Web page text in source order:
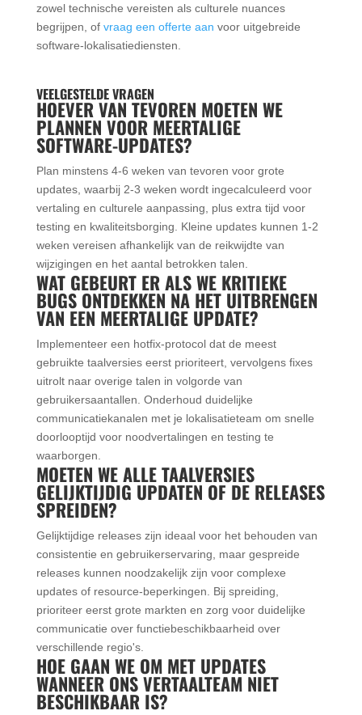
zowel technische vereisten als culturele nuances
begrijpen, of vraag een offerte aan voor uitgebreide
software-lokalisatiediensten.
VEELGESTELDE VRAGEN
HOEVER VAN TEVOREN MOETEN WE
PLANNEN VOOR MEERTALIGE
SOFTWARE-UPDATES?
Plan minstens 4-6 weken van tevoren voor grote
updates, waarbij 2-3 weken wordt ingecalculeerd voor
vertaling en culturele aanpassing, plus extra tijd voor
testing en kwaliteitsborging. Kleine updates kunnen 1-2
weken vereisen afhankelijk van de reikwijdte van
wijzigingen en het aantal betrokken talen.
WAT GEBEURT ER ALS WE KRITIEKE
BUGS ONTDEKKEN NA HET UITBRENGEN
VAN EEN MEERTALIGE UPDATE?
Implementeer een hotfix-protocol dat de meest
gebruikte taalversies eerst prioriteert, vervolgens fixes
uitrolt naar overige talen in volgorde van
gebruikersaantallen. Onderhoud duidelijke
communicatiekanalen met je lokalisatieteam om snelle
doorlooptijd voor noodvertalingen en testing te
waarborgen.
MOETEN WE ALLE TAALVERSIES
GELIJKTIJDIG UPDATEN OF DE RELEASES
SPREIDEN?
Gelijktijdige releases zijn ideaal voor het behouden van
consistentie en gebruikerservaring, maar gespreide
releases kunnen noodzakelijk zijn voor complexe
updates of resource-beperkingen. Bij spreiding,
prioriteer eerst grote markten en zorg voor duidelijke
communicatie over functiebeschikbaarheid over
verschillende regio's.
HOE GAAN WE OM MET UPDATES
WANNEER ONS VERTAALTEAM NIET
BESCHIKBAAR IS?